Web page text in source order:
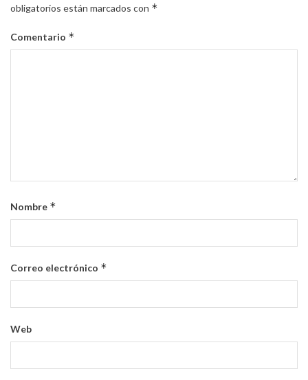
obligatorios están marcados con *
Comentario *
Nombre *
Correo electrónico *
Web